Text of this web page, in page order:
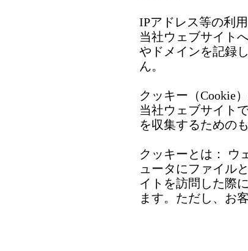
IPアドレス等の利用
当社ウェブサイト
やドメインを記録
ん。
クッキー（Cookie
当社ウェブサイト
を収集するための
クッキーとは： ウ
ュータにファイル
イトを訪問した際
ます。ただし、お